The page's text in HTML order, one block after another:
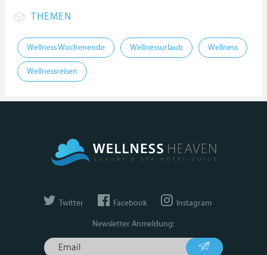
THEMEN
Wellness Wochenende Wellnessurlaub Wellness
Wellnessreisen
Twitter Facebook Instagram
Newsletter Anmeldung: